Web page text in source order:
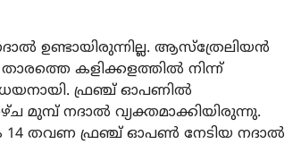
ഉണ്ടായിരുന്നില്ല. ആസ്‌ത്രേലിയന്‍
കളിക്കളത്തില്‍ നിന്ന്
ഫ്രഞ്ച് ഓപണില്‍
മുമ്പ് നദാല്‍ വ്യക്തമാക്കിയിരുന്നു.
14 തവണ ഫ്രഞ്ച് ഓപണ്‍ നേടിയ നദാല്‍